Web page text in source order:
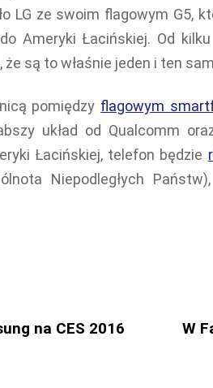
LG ze swoim flagowym G5,
Ameryki Łacińskiej. Od
że są to właśnie jeden i ten
pomiędzy flagowym
układ od Qualcomm
Łacińskiej, telefon będzie
Niepodległych
na CES 2016
W